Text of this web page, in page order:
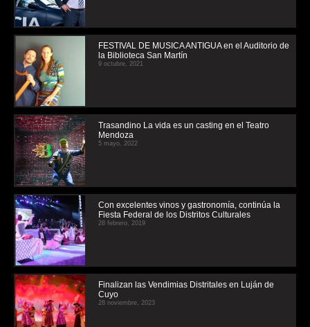
FESTIVAL DE MUSICA ANTIGUA en el Auditorio de
la Biblioteca San Martín
9 octubre, 2021
Trasandino La vida es un casting en el Teatro
Mendoza
5 mayo, 2022
Con excelentes vinos y gastronomía, continúa la
Fiesta Federal de los Distritos Culturales
28 febrero, 2019
Finalizan las Vendimias Distritales en Luján de
Cuyo
28 noviembre, 2023